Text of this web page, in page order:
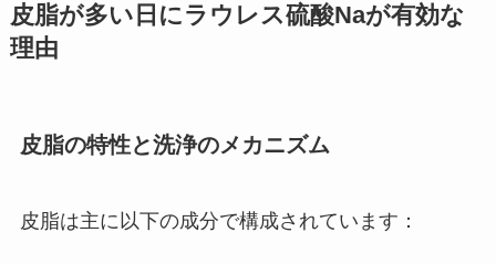
皮脂が多い日にラウレス硫酸Naが有効な
理由
皮脂の特性と洗浄のメカニズム
皮脂は主に以下の成分で構成されています：